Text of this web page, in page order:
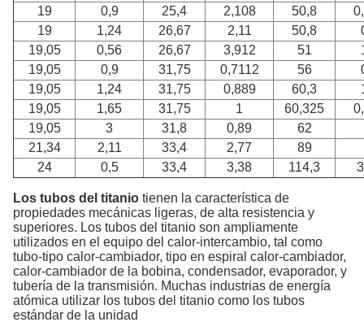
19
0,9 25,4 2,108 50,8
19
1,24 26,67 2,11 50,8
19,05
0,56 26,67 3,912 51
19,05
0,9 31,75 0,7112 56
19,05
1,24 31,75 0,889 60,3
19,05
1,65 31,75 1 60,325
19,05
3 31,8 0,89
62
21,34
2,11 33,4 2,77
89
24
0,5 33,4 3,38 114,3
Los tubos del titanio tienen la característica de
propiedades mecánicas ligeras, de alta resistencia y
superiores. Los tubos del titanio son ampliamente
utilizados en el equipo del calor-intercambio, tal como
tubo-tipo calor-cambiador, tipo en espiral calor-cambiador,
calor-cambiador de la bobina, condensador, evaporador, y
tubería de la transmisión. Muchas industrias de energía
atómica utilizar los tubos del titanio como los tubos
estándar de la unidad